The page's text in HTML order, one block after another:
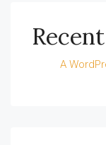
A